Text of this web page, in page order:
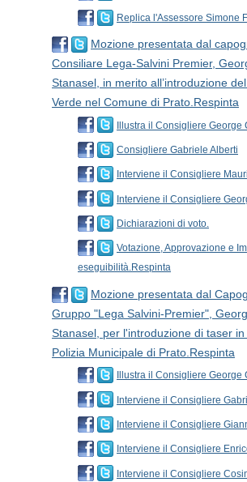
Replica l'Assessore Simone
Mozione presentata dal
Consiliare Lega-Salvini Premier,
Stanasel, in merito all’introduzione
Verde nel Comune di Prato.Respinta
Illustra il Consigliere George
Consigliere Gabriele Alberti
Interviene il Consigliere
Interviene il Consigliere
Dichiarazioni di voto.
Votazione, Approvazione e
eseguibilità.Respinta
Mozione presentata dal
Gruppo "Lega Salvini-Premier",
Stanasel, per l'introduzione di taser
Polizia Municipale di Prato.Respinta
Illustra il Consigliere George
Interviene il Consigliere
Interviene il Consigliere
Interviene il Consigliere
Interviene il Consigliere